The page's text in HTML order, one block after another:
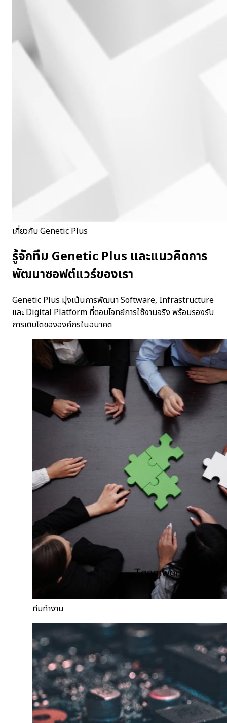
เกี่ยวกับ Genetic Plus
รู้จักทีม Genetic Plus และแนวคิดการ
พัฒนาซอฟต์แวร์ของเรา
Genetic Plus มุ่งเน้นการพัฒนา Software, Infrastructure
และ Digital Platform ที่ตอบโจทย์การใช้งานจริง พร้อมรองรับ
การเติบโตขององค์กรในอนาคต
ทีมทำงาน